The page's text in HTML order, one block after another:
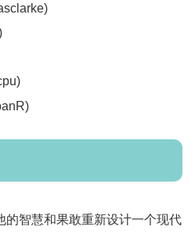
的智慧和果敢重新设计一个现代